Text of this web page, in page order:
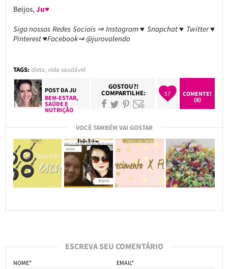
Beijos, Ju♥
Siga nossas Redes Sociais ⇒ Instagram ♥ Snapchat ♥ Twitter ♥
Pinterest ♥Facebook⇒ @jurovalendo
TAGS: dieta,vida saudável
POST DAJU
BEM-ESTAR,
SAÚDE E
NUTRIÇÃO
GOSTOU?!
COMPARTILHE: 57
COMENTE!
(8)
VOCÊ TAMBÉM VAI GOSTAR
ESCREVA SEU COMENTÁRIO
NOME* EMAIL*